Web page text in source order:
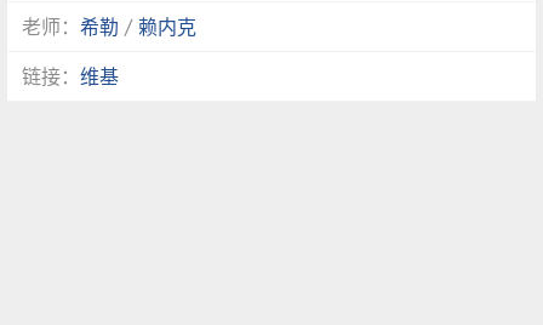
老师：希勒 /赖内克
链接：维基